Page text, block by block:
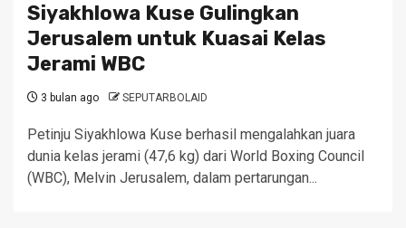
Siyakhlowa Kuse Gulingkan
Jerusalem untuk Kuasai Kelas
Jerami WBC
3 bulan ago SEPUTARBOLAID
Petinju Siyakhlowa Kuse berhasil mengalahkan juara
dunia kelas jerami (47,6 kg) dari World Boxing Council
(WBC), Melvin Jerusalem, dalam pertarungan...